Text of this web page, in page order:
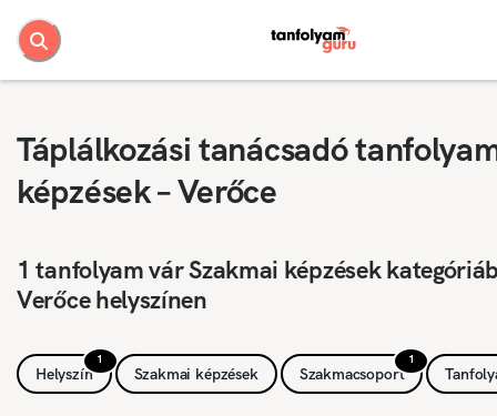
Táplálkozási tanácsadó
képzések – Verőce
1 tanfolyam vár Szakmai képzések
Verőce helyszínen
1
Helyszín Szakmai képzések
1
Szakmacsoport